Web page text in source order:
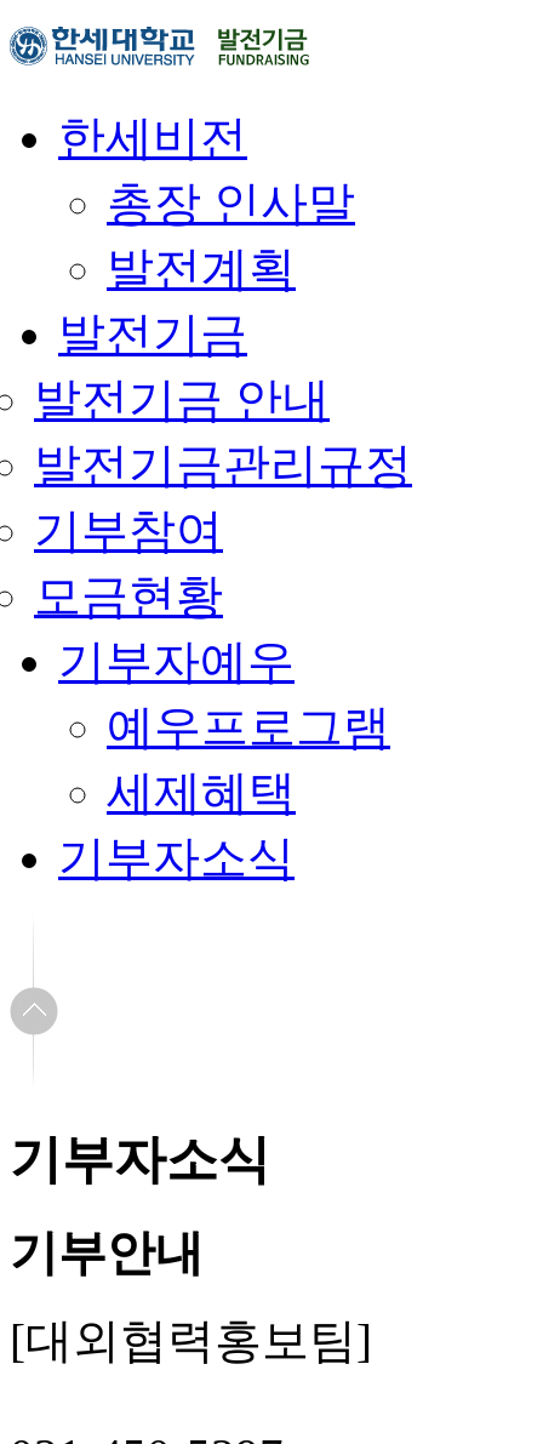
한세비전
총장 인사말
발전계획
발전기금
발전기금 안내
발전기금관리규정
기부참여
모금현황
기부자예우
예우프로그램
세제혜택
기부자소식
기부자소식
기부안내
[대외협력홍보팀]